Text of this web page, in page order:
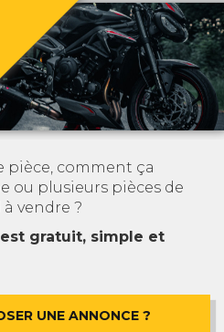
pièce, comment ça
ou plusieurs pièces de
vendre ?
gratuit, simple et
UNE ANNONCE ?